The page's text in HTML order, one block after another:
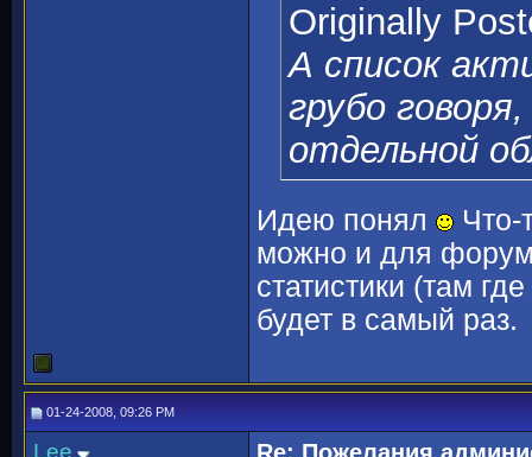
Originally
А список
грубо
отдельной
Идею понял
Что-
можно и для
статистики (там
будет в самый раз.
01-24-2008, 09:26 PM
Lee